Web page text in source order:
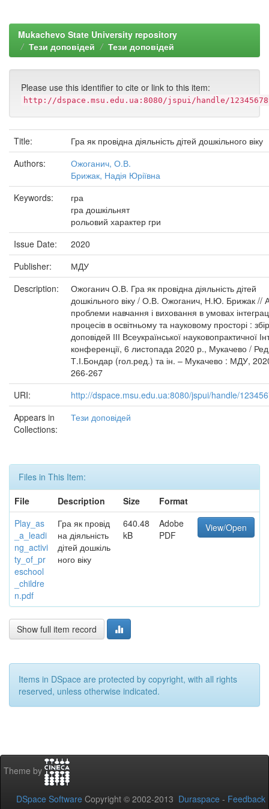
Mukachevo State University repository
Тези доповідей
Тези доповідей
Please use this identifier to cite or link to this item:
http://dspace.msu.edu.ua:8080/jspui/handle/
Title:
Гра як провідна діяльність дітей дошкільного віку
Authors:
Ожоганич, О.В.
Брижак, Надія Юріївна
Keywords:
гра
гра дошкільнят
рольовий характер гри
Issue Date:
2020
Publisher:
МДУ
Description:
Ожоганич О.В. Гра як провідна діяльність дітей
дошкільного віку / О.В. Ожоганич, Н.Ю. Брижак //
проблеми навчання і виховання в умовах
процесів в освітньому та науковому просторі :
доповідей ІІІ Всеукраїнської науковопрактичної
конференції, 6 листопада 2020 р., Мукачево /
Т.І.Бондар (гол.ред.) та ін. – Мукачево : МДУ,
266-267
URI:
http://dspace.msu.edu.ua:8080/jspui/handle/
Appears in
Collections:
Тези доповідей
Files in This Item:
File
Description Size
Format
Play_as
_a_leadi
ng_activi
ty_of_pr
eschool
_childre
n.pdf
Гра як провід
на діяльність
дітей дошкіль
ного віку
640.48
kB
Adobe
PDF
View/Open
Show full item record
Items in DSpace are protected by copyright, with all rights
reserved, unless otherwise indicated.
Theme by
DSpace Software Copyright © 2002-2013 Duraspace - Feedback